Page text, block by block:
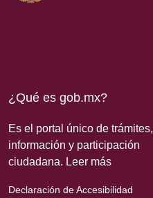
¿Qué es gob.mx?
Es el portal único de trámites,
información y participación
ciudadana. Leer más
Declaración de Accesibilidad